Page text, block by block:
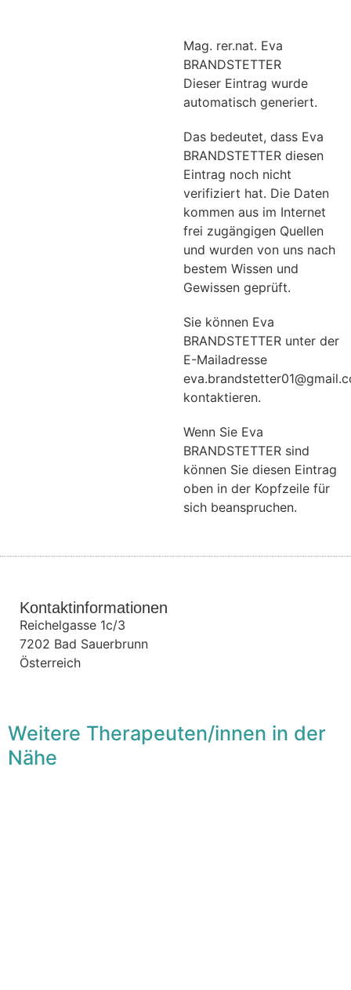
Mag. rer.nat. Eva
BRANDSTETTER
Dieser Eintrag wurde
automatisch generiert.
Das bedeutet, dass Eva
BRANDSTETTER diesen
Eintrag noch nicht
verifiziert hat. Die Daten
kommen aus im Internet
frei zugängigen Quellen
und wurden von uns nach
bestem Wissen und
Gewissen geprüft.
Sie können Eva
BRANDSTETTER unter der
E-Mailadresse
kontaktieren.
Wenn Sie Eva
BRANDSTETTER sind
können Sie diesen Eintrag
oben in der Kopfzeile für
sich beanspruchen.
Kontaktinformationen
Reichelgasse 1c/3
7202 Bad Sauerbrunn
Österreich
Weitere Therapeuten/innen in der
Nähe